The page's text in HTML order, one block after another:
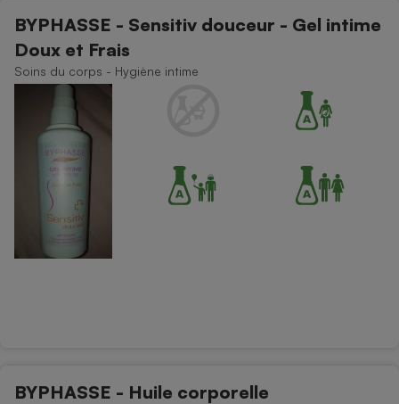
BYPHASSE - Sensitiv douceur - Gel intime
Doux et Frais
Soins du corps - Hygiène intime
BYPHASSE - Huile corporelle